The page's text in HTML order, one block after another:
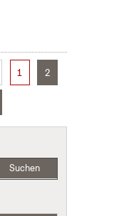
1 2
Suchen